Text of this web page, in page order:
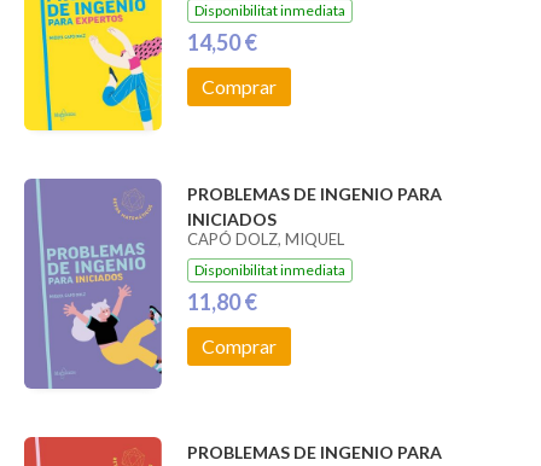
Disponibilitat inmediata
14,50 €
Comprar
PROBLEMAS DE INGENIO PARA
INICIADOS
CAPÓ DOLZ, MIQUEL
Disponibilitat inmediata
11,80 €
Comprar
PROBLEMAS DE INGENIO PARA